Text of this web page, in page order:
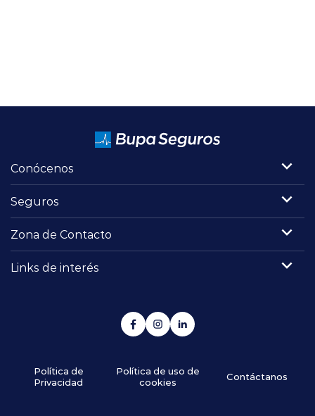
Conócenos
Seguros
Zona de Contacto
Links de interés
Política de
Privacidad
Política de uso de
cookies
Contáctanos